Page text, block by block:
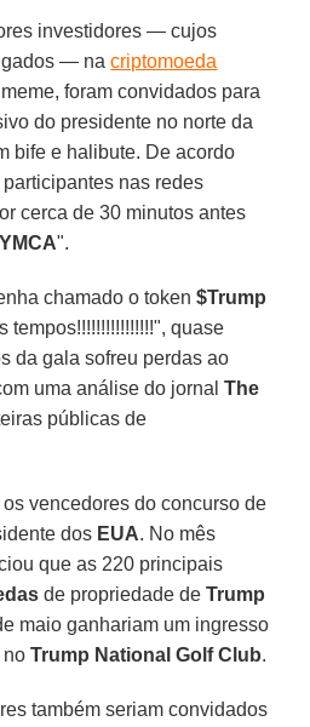
investidores — cujos
— nacriptomoeda
foram convidados para
do presidente no norte da
bife e halibute. De acordo
nas redes
cerca de 30 minutos antes
YMCA".
chamado o token $Trump
tempos!!!!!!!!!!!!!!!!", quase
da gala sofreu perdas ao
uma análise do jornalThe
públicas de
vencedores do concurso de
dos EUA. No mês
que as 220 principais
de propriedade deTrump
maio ganhariam um ingresso
noTrump National Golf Club.
também seriam convidados